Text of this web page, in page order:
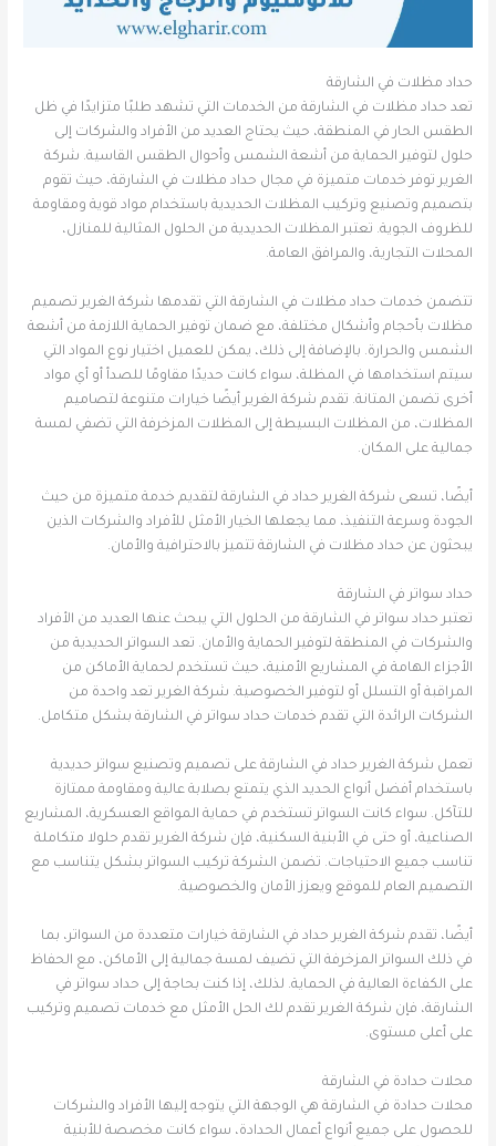
حداد مظلات في الشارقة
تعد حداد مظلات في الشارقة من الخدمات التي تشهد طلبًا متزايدًا في ظل
الطقس الحار في المنطقة، حيث يحتاج العديد من الأفراد والشركات إلى
حلول لتوفير الحماية من أشعة الشمس وأحوال الطقس القاسية. شركة
الغرير توفر خدمات متميزة في مجال حداد مظلات في الشارقة، حيث تقوم
بتصميم وتصنيع وتركيب المظلات الحديدية باستخدام مواد قوية ومقاومة
للظروف الجوية. تعتبر المظلات الحديدية من الحلول المثالية للمنازل،
المحلات التجارية، والمرافق العامة.
تتضمن خدمات حداد مظلات في الشارقة التي تقدمها شركة الغرير تصميم
مظلات بأحجام وأشكال مختلفة، مع ضمان توفير الحماية اللازمة من أشعة
الشمس والحرارة. بالإضافة إلى ذلك، يمكن للعميل اختيار نوع المواد التي
سيتم استخدامها في المظلة، سواء كانت حديدًا مقاومًا للصدأ أو أي مواد
أخرى تضمن المتانة. تقدم شركة الغرير أيضًا خيارات متنوعة لتصاميم
المظلات، من المظلات البسيطة إلى المظلات المزخرفة التي تضفي لمسة
جمالية على المكان.
أيضًا، تسعى شركة الغرير حداد في الشارقة لتقديم خدمة متميزة من حيث
الجودة وسرعة التنفيذ، مما يجعلها الخيار الأمثل للأفراد والشركات الذين
يبحثون عن حداد مظلات في الشارقة تتميز بالاحترافية والأمان.
حداد سواتر في الشارقة
تعتبر حداد سواتر في الشارقة من الحلول التي يبحث عنها العديد من الأفراد
والشركات في المنطقة لتوفير الحماية والأمان. تعد السواتر الحديدية من
الأجزاء الهامة في المشاريع الأمنية، حيث تستخدم لحماية الأماكن من
المراقبة أو التسلل أو لتوفير الخصوصية. شركة الغرير تعد واحدة من
الشركات الرائدة التي تقدم خدمات حداد سواتر في الشارقة بشكل متكامل.
تعمل شركة الغرير حداد في الشارقة على تصميم وتصنيع سواتر حديدية
باستخدام أفضل أنواع الحديد الذي يتمتع بصلابة عالية ومقاومة ممتازة
للتآكل. سواء كانت السواتر تستخدم في حماية المواقع العسكرية، المشاريع
الصناعية، أو حتى في الأبنية السكنية، فإن شركة الغرير تقدم حلولا متكاملة
تناسب جميع الاحتياجات. تضمن الشركة تركيب السواتر بشكل يتناسب مع
التصميم العام للموقع ويعزز الأمان والخصوصية.
أيضًا، تقدم شركة الغرير حداد في الشارقة خيارات متعددة من السواتر، بما
في ذلك السواتر المزخرفة التي تضيف لمسة جمالية إلى الأماكن، مع الحفاظ
على الكفاءة العالية في الحماية. لذلك، إذا كنت بحاجة إلى حداد سواتر في
الشارقة، فإن شركة الغرير تقدم لك الحل الأمثل مع خدمات تصميم وتركيب
على أعلى مستوى.
محلات حدادة في الشارقة
محلات حدادة في الشارقة هي الوجهة التي يتوجه إليها الأفراد والشركات
للحصول على جميع أنواع أعمال الحدادة، سواء كانت مخصصة للأبنية